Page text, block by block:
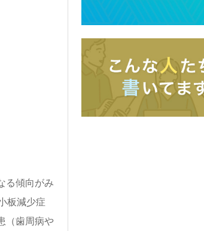
る傾向がみ
板減少症
（歯周病や